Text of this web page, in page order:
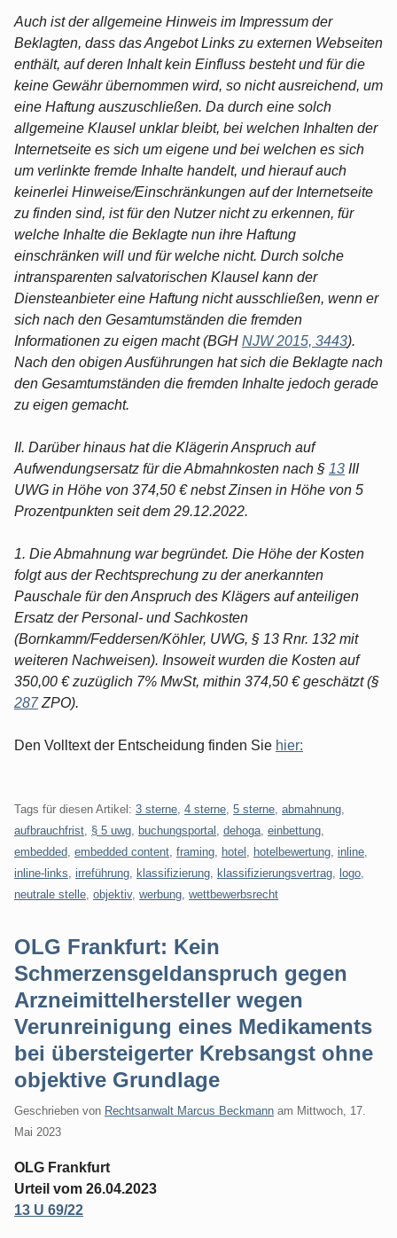
Auch ist der allgemeine Hinweis im Impressum der
Beklagten, dass das Angebot Links zu externen Webseiten
enthält, auf deren Inhalt kein Einfluss besteht und für die
keine Gewähr übernommen wird, so nicht ausreichend, um
eine Haftung auszuschließen. Da durch eine solch
allgemeine Klausel unklar bleibt, bei welchen Inhalten der
Internetseite es sich um eigene und bei welchen es sich
um verlinkte fremde Inhalte handelt, und hierauf auch
keinerlei Hinweise/Einschränkungen auf der Internetseite
zu finden sind, ist für den Nutzer nicht zu erkennen, für
welche Inhalte die Beklagte nun ihre Haftung
einschränken will und für welche nicht. Durch solche
intransparenten salvatorischen Klausel kann der
Diensteanbieter eine Haftung nicht ausschließen, wenn er
sich nach den Gesamtumständen die fremden
Informationen zu eigen macht (BGH NJW 2015, 3443).
Nach den obigen Ausführungen hat sich die Beklagte nach
den Gesamtumständen die fremden Inhalte jedoch gerade
zu eigen gemacht.
II. Darüber hinaus hat die Klägerin Anspruch auf
Aufwendungsersatz für die Abmahnkosten nach § 13 III
UWG in Höhe von 374,50 € nebst Zinsen in Höhe von 5
Prozentpunkten seit dem 29.12.2022.
1. Die Abmahnung war begründet. Die Höhe der Kosten
folgt aus der Rechtsprechung zu der anerkannten
Pauschale für den Anspruch des Klägers auf anteiligen
Ersatz der Personal- und Sachkosten
(Bornkamm/Feddersen/Köhler, UWG, § 13 Rnr. 132 mit
weiteren Nachweisen). Insoweit wurden die Kosten auf
350,00 € zuzüglich 7% MwSt, mithin 374,50 € geschätzt (§
287ZPO).
Den Volltext der Entscheidung finden Sie hier:
Tags für diesen Artikel: 3 sterne 4 sterne 5 sterne abmahnung
aufbrauchfrist § 5 uwg buchungsportal dehoga einbettung
embedded embedded content framing hotel hotelbewertung inline
inline-links irreführung klassifizierung klassifizierungsvertrag logo
neutrale stelle objektiv, werbung wettbewerbsrecht
OLG Frankfurt: Kein
Schmerzensgeldanspruch gegen
Arzneimittelhersteller wegen
Verunreinigung eines Medikaments
bei übersteigerter Krebsangst ohne
objektive Grundlage
Geschrieben von Rechtsanwalt Marcus Beckmann am Mittwoch, 17.
Mai 2023
OLG Frankfurt
Urteil vom 26.04.2023
13 U 69/22